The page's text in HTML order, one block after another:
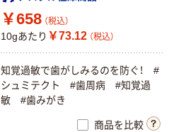
￥658 （税込）
10gあたり ￥73.12 （税込）
知覚過敏で歯がしみるのを防ぐ！ #
シュミテクト #歯周病 #知覚過
敏 #歯みがき
商品を比較